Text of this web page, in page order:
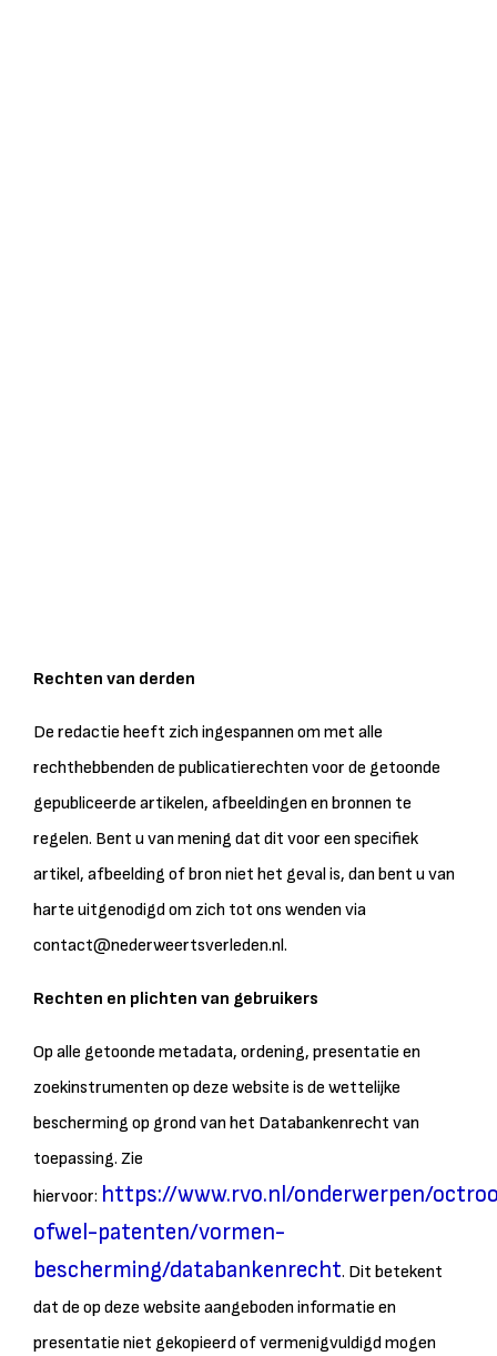
Rechten van derden
De redactie heeft zich ingespannen om met alle
rechthebbenden de publicatierechten voor de getoonde
gepubliceerde artikelen, afbeeldingen en bronnen te
regelen. Bent u van mening dat dit voor een specifiek
artikel, afbeelding of bron niet het geval is, dan bent u van
harte uitgenodigd om zich tot ons wenden via
contact@nederweertsverleden.nl.
Rechten en plichten van gebruikers
Op alle getoonde metadata, ordening, presentatie en
zoekinstrumenten op deze website is de wettelijke
bescherming op grond van het Databankenrecht van
toepassing. Zie
hiervoor: https://www.rvo.nl/onderwerpen/
ofwel-patenten/vormen-
bescherming/databankenrecht. Dit betekent
dat de op deze website aangeboden informatie en
presentatie niet gekopieerd of vermenigvuldigd mogen